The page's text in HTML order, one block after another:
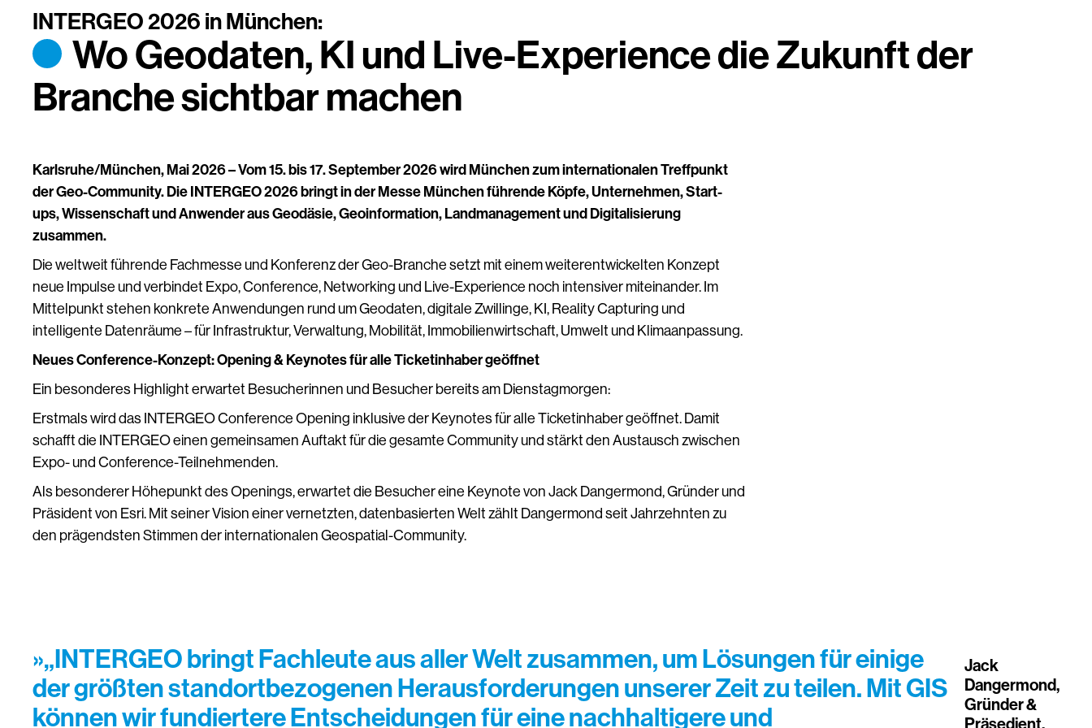
Wo Geodaten, KI und Live-Experience die Zukunft der
Branche sichtbar machen
INTERGEO 2026 in München:
Karlsruhe/München, Mai 2026 – Vom 15. bis 17. September 2026 wird München zum internationalen Treffpunkt
der Geo-Community. Die INTERGEO 2026 bringt in der Messe München führende Köpfe, Unternehmen, Start-
ups, Wissenschaft und Anwender aus Geodäsie, Geoinformation, Landmanagement und Digitalisierung
zusammen.
Die weltweit führende Fachmesse und Konferenz der Geo-Branche setzt mit einem weiterentwickelten Konzept
neue Impulse und verbindet Expo, Conference, Networking und Live-Experience noch intensiver miteinander. Im
Mittelpunkt stehen konkrete Anwendungen rund um Geodaten, digitale Zwillinge, KI, Reality Capturing und
intelligente Datenräume – für Infrastruktur, Verwaltung, Mobilität, Immobilienwirtschaft, Umwelt und Klimaanpassung.
Neues Conference-Konzept: Opening & Keynotes für alle Ticketinhaber geöffnet
Ein besonderes Highlight erwartet Besucherinnen und Besucher bereits am Dienstagmorgen:
Erstmals wird das INTERGEO Conference Opening inklusive der Keynotes für alle Ticketinhaber geöffnet. Damit
schafft die INTERGEO einen gemeinsamen Auftakt für die gesamte Community und stärkt den Austausch zwischen
Expo- und Conference-Teilnehmenden.
Als besonderer Höhepunkt des Openings, erwartet die Besucher eine Keynote von Jack Dangermond, Gründer und
Präsident von Esri. Mit seiner Vision einer vernetzten, datenbasierten Welt zählt Dangermond seit Jahrzehnten zu
den prägendsten Stimmen der internationalen Geospatial-Community.
»„INTERGEO bringt Fachleute aus aller Welt zusammen, um Lösungen für einige
der größten standortbezogenen Herausforderungen unserer Zeit zu teilen. Mit GIS
können wir fundiertere Entscheidungen für eine nachhaltigere und
Jack
Dangermond,
Gründer &
Präsedient,